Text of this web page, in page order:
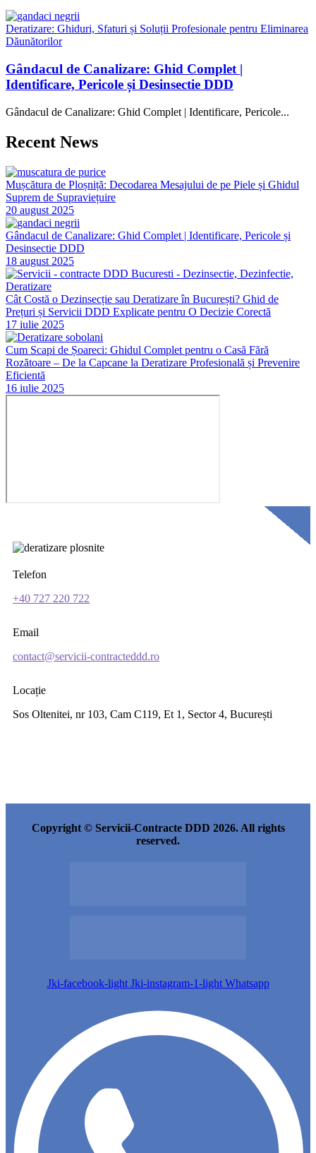
Deratizare: Ghiduri, Sfaturi și Soluții Profesionale pentru Eliminarea
Dăunătorilor
Gândacul de Canalizare: Ghid Complet |
Identificare, Pericole și Desinsectie DDD
Gândacul de Canalizare: Ghid Complet | Identificare, Pericole...
Recent News
Mușcătura de Ploșniță: Decodarea Mesajului de pe Piele și Ghidul
Suprem de Supraviețuire
20 august 2025
Gândacul de Canalizare: Ghid Complet | Identificare, Pericole și
Desinsectie DDD
18 august 2025
Cât Costă o Dezinsecție sau Deratizare în București? Ghid de
Prețuri și Servicii DDD Explicate pentru O Decizie Corectă
17 iulie 2025
Cum Scapi de Șoareci: Ghidul Complet pentru o Casă Fără
Rozătoare – De la Capcane la Deratizare Profesională și Prevenire
Eficientă
16 iulie 2025
Telefon
+40 727 220 722
Email
contact@servicii-contracteddd.ro
Locație
Sos Oltenitei, nr 103, Cam C119, Et 1, Sector 4, București
Copyright © Servicii-Contracte DDD 2026. All rights
reserved.
Jki-facebook-light Jki-instagram-1-light Whatsapp